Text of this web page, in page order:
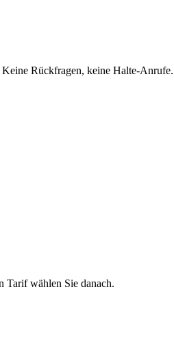
Rückfragen, keine Halte-Anrufe.
Tarif wählen Sie danach.